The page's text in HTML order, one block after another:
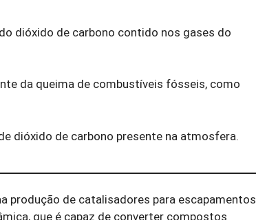
dióxido de carbono contido nos gases do
da queima de combustíveis fósseis, como
dióxido de carbono presente na atmosfera.
produção de catalisadores para escapamentos
que é capaz de converter compostos